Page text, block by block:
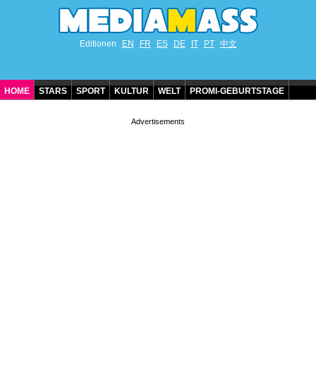
Editionen EN FR ES DE IT PT 中文
HOME STARS SPORT KULTUR WELT PROMI-GEBURTSTAGE